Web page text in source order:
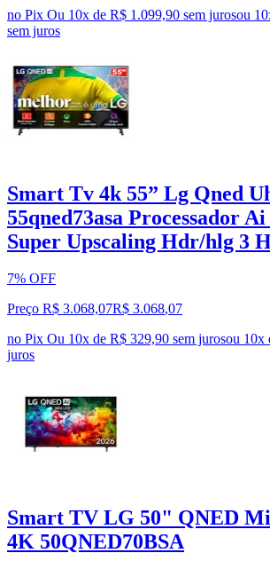
no Pix Ou 10x de R$ 1.099,90 sem jurosou 10
sem juros
Smart Tv 4k 55” Lg Qned
55qned73asa Processador
Super Upscaling Hdr/hlg 3
7% OFF
Preço R$ 3.068,07R$ 3.068,07
no Pix Ou 10x de R$ 329,90 sem jurosou 10x
juros
Smart TV LG 50" QNED
4K 50QNED70BSA